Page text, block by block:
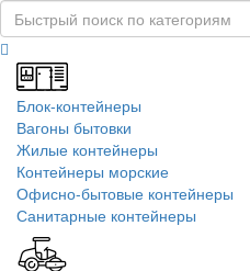
Блок-контейнеры
Вагоны бытовки
Жилые контейнеры
Контейнеры морские
Офисно-бытовые контейнеры
Санитарные контейнеры